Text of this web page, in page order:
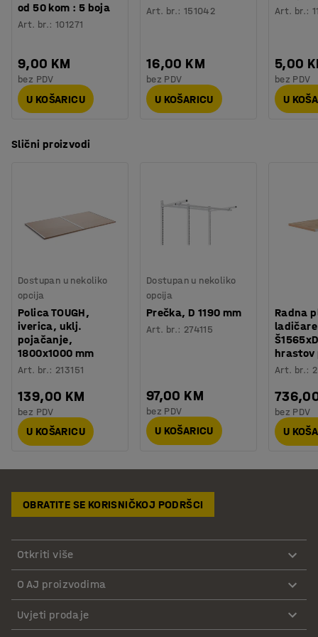
od 50 kom : 5 boja
Art. br.:101271
9,00 KM
bez PDV
U KOŠARICU
Art. br.: 151042
16,00 KM
bez PDV
U KOŠARICU
Art. br.:
5,00
bez PDV
U
Slični proizvodi
Dostupan u nekoliko
opcija
Polica TOUGH,
iverica, uklj.
pojačanje,
1800x1000 mm
Art. br.: 213151
139,00 KM
bez PDV
U KOŠARICU
Dostupan u nekoliko
opcija
Prečka, D 1190 mm
Art. br.: 274115
97,00 KM
bez PDV
U KOŠARICU
Radna
hrastov
Art. br.:
bez PDV
U
OBRATITE SE KORISNIČKOJ PODRŠCI
Otkriti više
O AJ proizvodima
Uvjeti prodaje